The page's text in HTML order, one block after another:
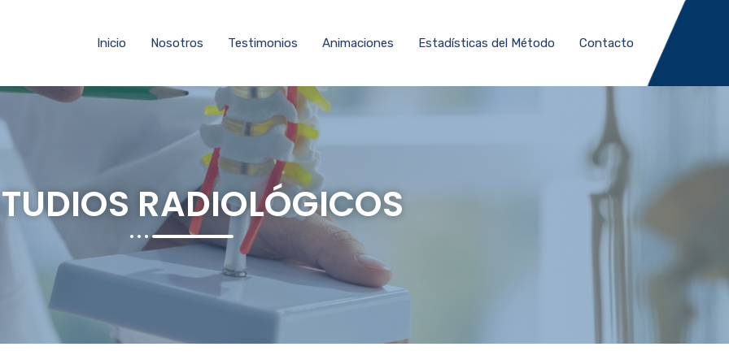
Inicio Nosotros Testimonios Animaciones Estadísticas del Método Contacto
RADIOLÓGICOS